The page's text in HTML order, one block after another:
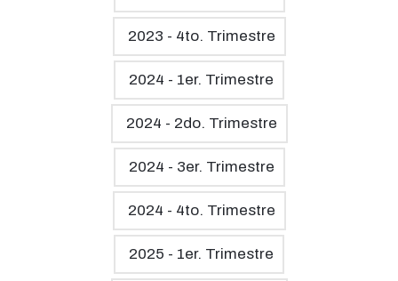
2023 - 4to. Trimestre
2024 - 1er. Trimestre
2024 - 2do. Trimestre
2024 - 3er. Trimestre
2024 - 4to. Trimestre
2025 - 1er. Trimestre